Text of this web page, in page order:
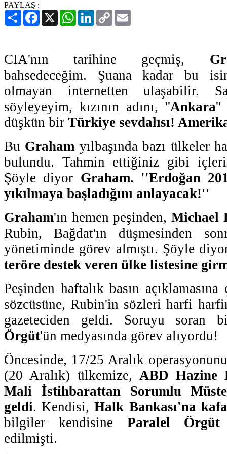
PAYLAŞ :
PaylaşFacebook
X WhatsAppLinkedIn
Copy
Link
CIA'nın tarihine geçmiş,
bahsedeceğim. Şuana kadar bu
olmayan internetten ulaşabilir.
söyleyeyim, kızının adını, ''Ankara''
düşkün bir Türkiye sevdalısı!
Bu Graham yılbaşında bazı ülkeler
bulundu. Tahmin ettiğiniz gibi
Şöyle diyor Graham. ''Erdoğan
yıkılmaya başladığını anlayacak!''
Graham'ın hemen peşinden, Michael
Rubin, Bağdat'ın düşmesinden
yönetiminde görev almıştı. Şöyle
teröre destek veren ülke listesine
Peşinden haftalık basın
sözcüsüne, Rubin'in sözleri harfi
gazeteciden geldi. Soruyu
Örgüt'ün medyasında görev alıyordu!
Öncesinde, 17/25 Aralık
(20 Aralık) ülkemize, ABD Hazine
Mali İstihbarattan Sorumlu
geldi. Kendisi,Halk Bankası'na
bilgiler kendisine Paralel Örgüt
edilmişti.